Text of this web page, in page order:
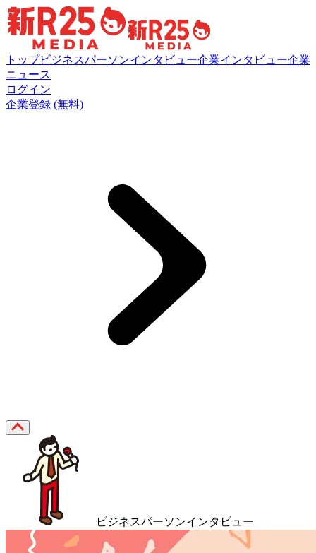
トップビジネスパーソンインタビュー企業インタビュー企業
ニュース
ログイン
企業登録 (無料)
ビジネスパーソンインタビュー